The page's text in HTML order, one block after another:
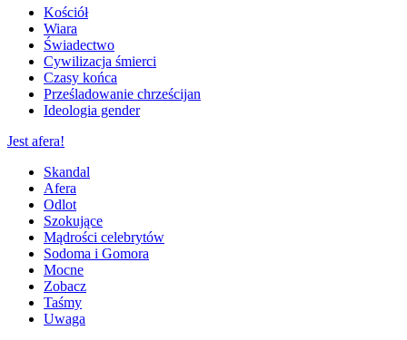
Kościół
Wiara
Świadectwo
Cywilizacja śmierci
Czasy końca
Prześladowanie chrześcijan
Ideologia gender
Jest afera!
Skandal
Afera
Odlot
Szokujące
Mądrości celebrytów
Sodoma i Gomora
Mocne
Zobacz
Taśmy
Uwaga